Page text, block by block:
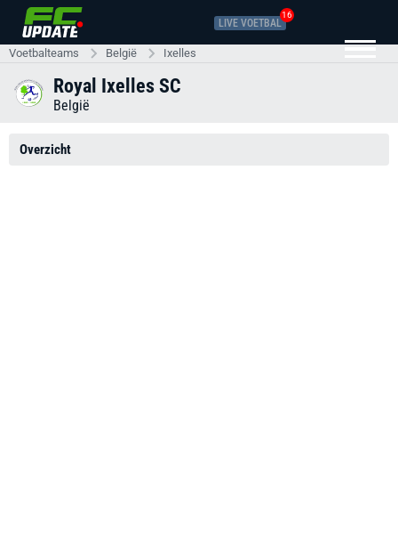
LIVE VOETBAL
16
Voetbalteams België Ixelles
Royal Ixelles SC
België
Overzicht